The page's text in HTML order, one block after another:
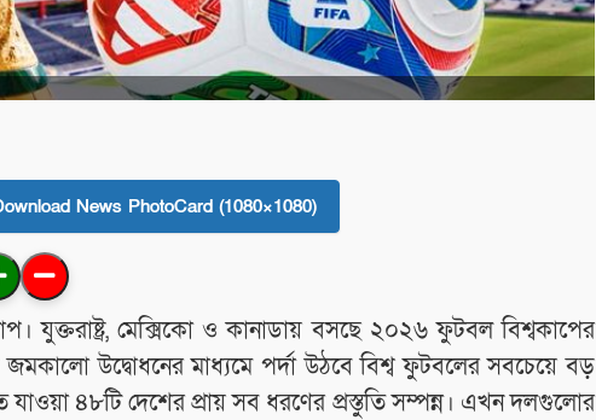
News PhotoCard (1080×1080)
যুক্তরাষ্ট্র, মেক্সিকো ও কানাডায় বসছে ২০২৬ ফুটবল বিশ্বকাপের
উদ্বোধনের মাধ্যমে পর্দা উঠবে বিশ্ব ফুটবলের সবচেয়ে বড়
৪৮টি দেশের প্রায় সব ধরণের প্রস্তুতি সম্পন্ন। এখন দলগুলোর